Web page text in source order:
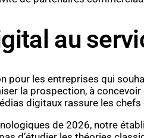
au
pour les entreprises qui
la prospection, à
digitaux rassure les
de 2026, notre